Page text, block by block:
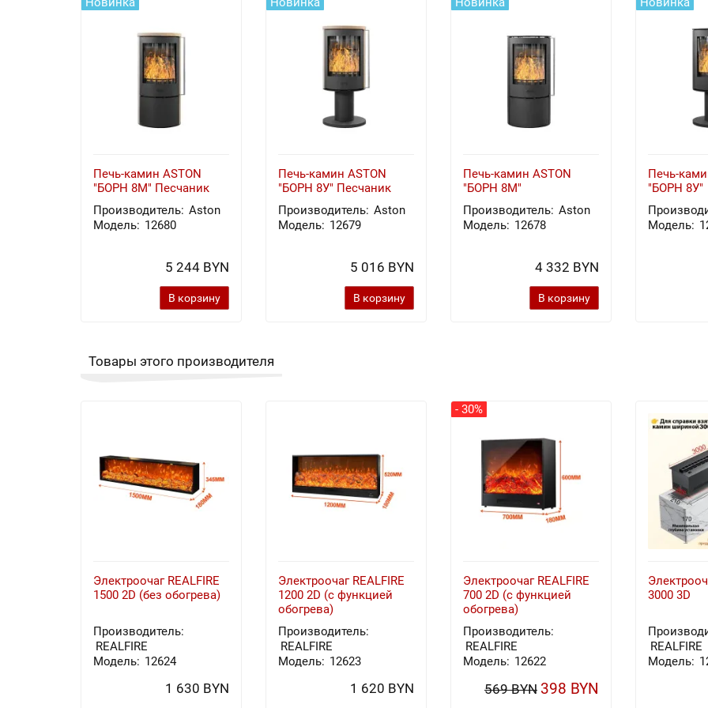
Печь-камин ASTON
"БОРН 8М" Песчаник
Производитель: Aston
Модель: 12680
5 244 BYN
В корзину
Печь-камин ASTON
"БОРН 8У" Песчаник
Производитель: Aston
Модель: 12679
5 016 BYN
В корзину
Печь-камин ASTON
"БОРН 8М"
Производитель: Aston
Модель: 12678
4 332 BYN
В корзину
Печь-
"БОРН 8У"
Модель:
Товары этого производителя
Электроочаг REALFIRE
1500 2D (без обогрева)
Производитель:
REALFIRE
Модель: 12624
1 630 BYN
Электроочаг REALFIRE
1200 2D (с функцией
обогрева)
Производитель:
REALFIRE
Модель: 12623
1 620 BYN
- 30%
Электроочаг REALFIRE
700 2D (с функцией
обогрева)
Производитель:
REALFIRE
Модель: 12622
569 BYN 398 BYN
3000 3D
REALFIRE
Модель: